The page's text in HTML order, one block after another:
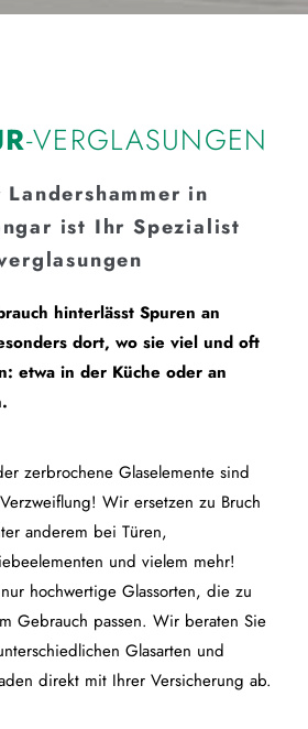
-VERGLASUNGEN
in
ist Ihr Spezialist
hinterlässt Spuren an
dort, wo sie viel und oft
etwa in der Küche oder an
zerbrochene Glaselemente sind
Wir ersetzen zu Bruch
anderem bei Türen,
und vielem mehr!
hochwertige Glassorten, die zu
Gebrauch passen. Wir beraten Sie
Glasarten und
direkt mit Ihrer Versicherung ab.